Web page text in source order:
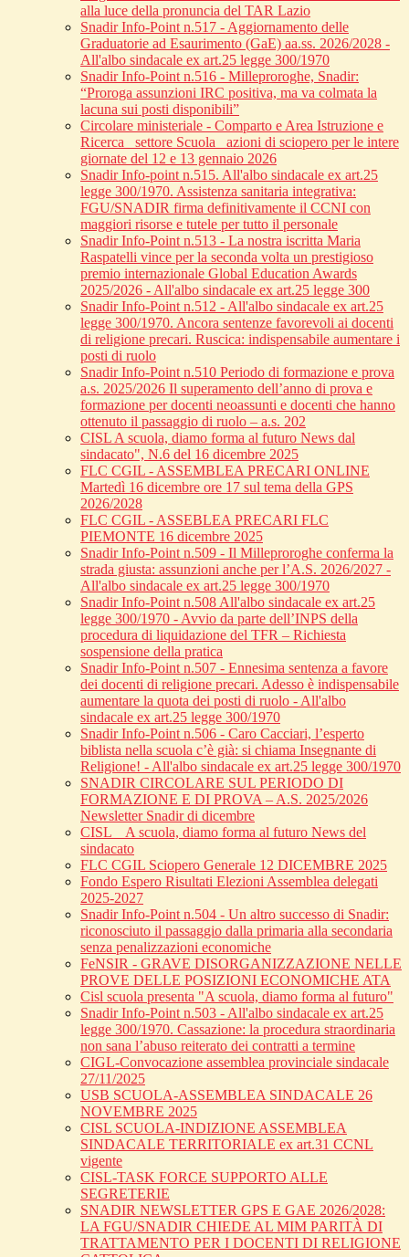
alla luce della pronuncia del TAR Lazio
Snadir Info-Point n.517 - Aggiornamento delle
Graduatorie ad Esaurimento (GaE) aa.ss. 2026/2028 -
All'albo sindacale ex art.25 legge 300/1970
Snadir Info-Point n.516 - Milleproroghe, Snadir:
“Proroga assunzioni IRC positiva, ma va colmata la
lacuna sui posti disponibili”
Circolare ministeriale - Comparto e Area Istruzione e
Ricerca_ settore Scuola_ azioni di sciopero per le intere
giornate del 12 e 13 gennaio 2026
Snadir Info-point n.515. All'albo sindacale ex art.25
legge 300/1970. Assistenza sanitaria integrativa:
FGU/SNADIR firma definitivamente il CCNI con
maggiori risorse e tutele per tutto il personale
Snadir Info-Point n.513 - La nostra iscritta Maria
Raspatelli vince per la seconda volta un prestigioso
premio internazionale Global Education Awards
2025/2026 - All'albo sindacale ex art.25 legge 300
Snadir Info-Point n.512 - All'albo sindacale ex art.25
legge 300/1970. Ancora sentenze favorevoli ai docenti
di religione precari. Ruscica: indispensabile aumentare i
posti di ruolo
Snadir Info-Point n.510 Periodo di formazione e prova
a.s. 2025/2026 Il superamento dell’anno di prova e
formazione per docenti neoassunti e docenti che hanno
ottenuto il passaggio di ruolo – a.s. 202
CISL A scuola, diamo forma al futuro News dal
sindacato", N.6 del 16 dicembre 2025
FLC CGIL - ASSEMBLEA PRECARI ONLINE
Martedì 16 dicembre ore 17 sul tema della GPS
2026/2028
FLC CGIL - ASSEBLEA PRECARI FLC
PIEMONTE 16 dicembre 2025
Snadir Info-Point n.509 - Il Milleproroghe conferma la
strada giusta: assunzioni anche per l’A.S. 2026/2027 -
All'albo sindacale ex art.25 legge 300/1970
Snadir Info-Point n.508 All'albo sindacale ex art.25
legge 300/1970 - Avvio da parte dell’INPS della
procedura di liquidazione del TFR – Richiesta
sospensione della pratica
Snadir Info-Point n.507 - Ennesima sentenza a favore
dei docenti di religione precari. Adesso è indispensabile
aumentare la quota dei posti di ruolo - All'albo
sindacale ex art.25 legge 300/1970
Snadir Info-Point n.506 - Caro Cacciari, l’esperto
biblista nella scuola c’è già: si chiama Insegnante di
Religione! - All'albo sindacale ex art.25 legge 300/1970
SNADIR CIRCOLARE SUL PERIODO DI
FORMAZIONE E DI PROVA – A.S. 2025/2026
Newsletter Snadir di dicembre
CISL _ A scuola, diamo forma al futuro News del
sindacato
FLC CGIL Sciopero Generale 12 DICEMBRE 2025
Fondo Espero Risultati Elezioni Assemblea delegati
2025-2027
Snadir Info-Point n.504 - Un altro successo di Snadir:
riconosciuto il passaggio dalla primaria alla secondaria
senza penalizzazioni economiche
FeNSIR - GRAVE DISORGANIZZAZIONE NELLE
PROVE DELLE POSIZIONI ECONOMICHE ATA
Cisl scuola presenta "A scuola, diamo forma al futuro"
Snadir Info-Point n.503 - All'albo sindacale ex art.25
legge 300/1970. Cassazione: la procedura straordinaria
non sana l’abuso reiterato dei contratti a termine
CIGL-Convocazione assemblea provinciale sindacale
27/11/2025
USB SCUOLA-ASSEMBLEA SINDACALE 26
NOVEMBRE 2025
CISL SCUOLA-INDIZIONE ASSEMBLEA
SINDACALE TERRITORIALE ex art.31 CCNL
vigente
CISL-TASK FORCE SUPPORTO ALLE
SEGRETERIE
SNADIR NEWSLETTER GPS E GAE 2026/2028:
LA FGU/SNADIR CHIEDE AL MIM PARITÀ DI
TRATTAMENTO PER I DOCENTI DI RELIGIONE